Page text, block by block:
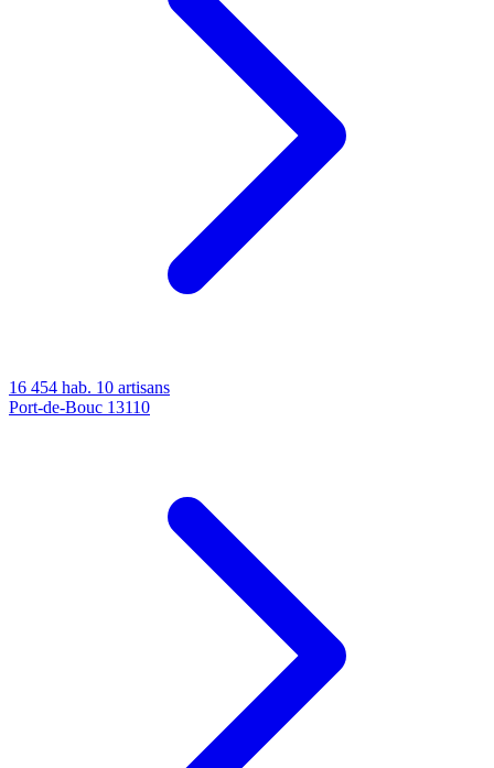
16 454 hab. 10 artisans
Port-de-Bouc 13110